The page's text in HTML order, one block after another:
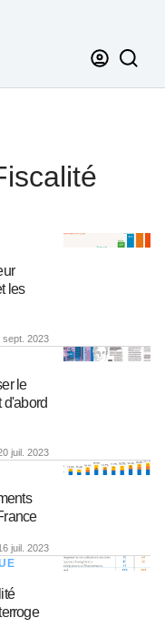
les
sept. 2023
le
d'abord
juil. 2023
juil. 2023